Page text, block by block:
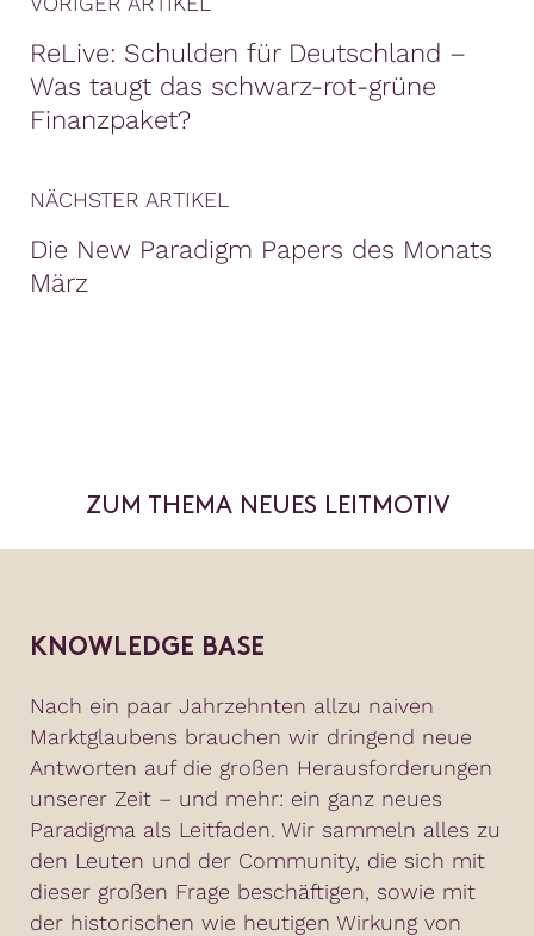
ReLive: Schulden für Deutschland –
Was taugt das schwarz-rot-grüne
Finanzpaket?
NÄCHSTER ARTIKEL
Die New Paradigm Papers des Monats
März
ZUM THEMA NEUES LEITMOTIV
KNOWLEDGE BASE
Nach ein paar Jahrzehnten allzu naiven
Marktglaubens brauchen wir dringend neue
Antworten auf die großen Herausforderungen
unserer Zeit – und mehr: ein ganz neues
Paradigma als Leitfaden. Wir sammeln alles zu
den Leuten und der Community, die sich mit
dieser großen Frage beschäftigen, sowie mit
der historischen wie heutigen Wirkung von